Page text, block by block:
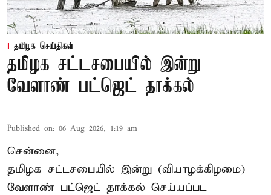
தமிழக செய்திகள்
தமிழக சட்டசபையில் இன்று
வேளாண் பட்ஜெட் தாக்கல்
Published on: 06 Aug 2026, 1:19 am
சென்னை,
தமிழக சட்டசபையில் இன்று (வியாழக்கிழமை)
வேளாண் பட்ஜெட் தாக்கல் செய்யப்பட